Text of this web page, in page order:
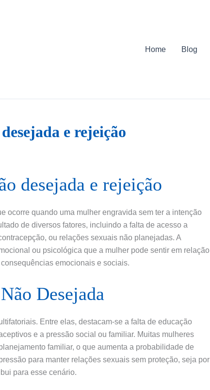
Home Blog
e rejeição
desejada e rejeição
ocorre quando uma mulher engravida sem ter a intenção
de diversos fatores, incluindo a falta de acesso a
ou relações sexuais não planejadas. A
ou psicológica que a mulher pode sentir em relação
emocionais e sociais.
Desejada
Entre elas, destacam-se a falta de educação
e a pressão social ou familiar. Muitas mulheres
familiar, o que aumenta a probabilidade de
para manter relações sexuais sem proteção, seja por
para esse cenário.